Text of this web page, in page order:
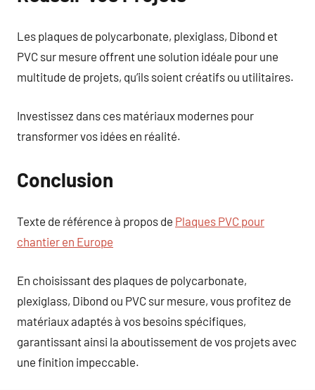
Les plaques de polycarbonate, plexiglass, Dibond et
PVC sur mesure offrent une solution idéale pour une
multitude de projets, qu’ils soient créatifs ou utilitaires.
Investissez dans ces matériaux modernes pour
transformer vos idées en réalité.
Conclusion
Texte de référence à propos de Plaques PVC pour
chantier en Europe
En choisissant des plaques de polycarbonate,
plexiglass, Dibond ou PVC sur mesure, vous profitez de
matériaux adaptés à vos besoins spécifiques,
garantissant ainsi la aboutissement de vos projets avec
une finition impeccable.